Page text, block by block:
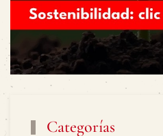
Categorías